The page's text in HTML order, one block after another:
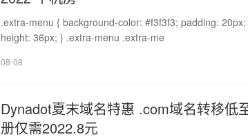
.extra-menu { background-color: #f3f3f3; padding: 20px; } .extra-menu .extra-menu-h {
height: 36px; } .extra-menu .extra-me
08-08
Dynadot夏末域名特惠 .com域名转移低
册仅需2022.8元